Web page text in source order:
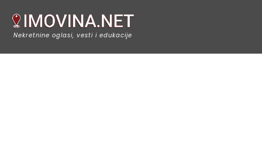
Nekretnine oglasi, vesti i edukacije